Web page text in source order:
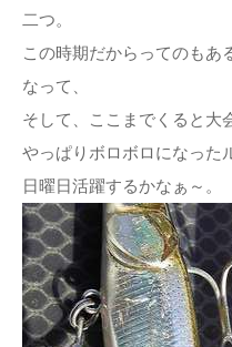
二つ。
この時期だからってのもあ
なって、
そして、ここまでくると大
やっぱりボロボロになった
日曜日活躍するかなぁ～。